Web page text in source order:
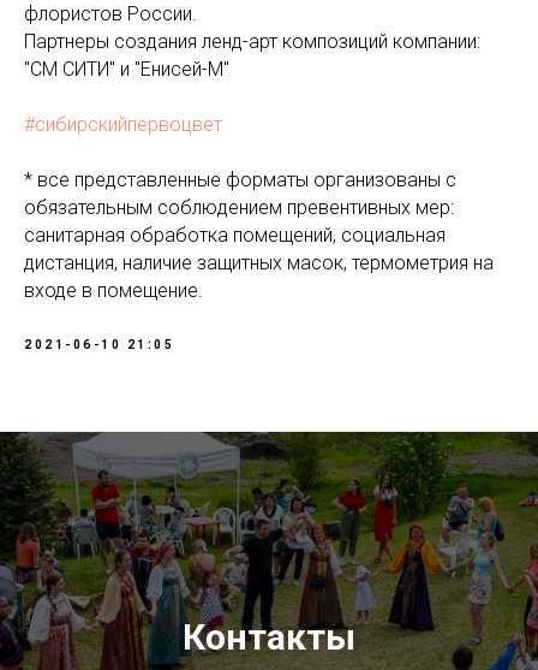
флористов России.
Партнеры создания ленд-арт композиций компании:
"СМ СИТИ" и "Енисей-М"
#сибирскийпервоцвет
* все представленные форматы организованы с
обязательным соблюдением превентивных мер:
санитарная обработка помещений, социальная
дистанция, наличие защитных масок, термометрия на
входе в помещение.
2021-06-10 21:05
Контакты